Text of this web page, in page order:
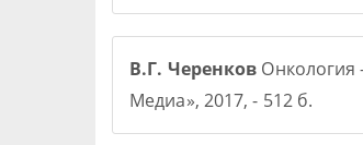
В.Г. Черенков Онкология
Медиа», 2017, - 512 б.